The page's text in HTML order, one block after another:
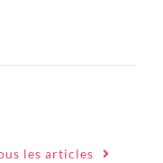
les articles